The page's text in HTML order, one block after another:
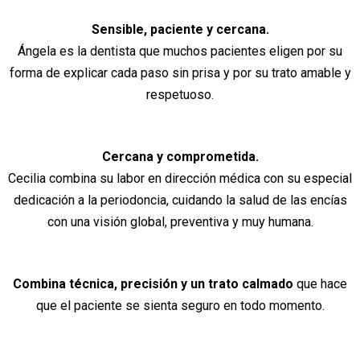
Sensible, paciente y cercana.
Ángela es la dentista que muchos pacientes eligen por su
forma de explicar cada paso sin prisa y por su trato amable y
respetuoso.
Cercana y comprometida.
Cecilia combina su labor en dirección médica con su especial
dedicación a la periodoncia, cuidando la salud de las encías
con una visión global, preventiva y muy humana.
Combina técnica, precisión y un trato calmado que hace
que el paciente se sienta seguro en todo momento.